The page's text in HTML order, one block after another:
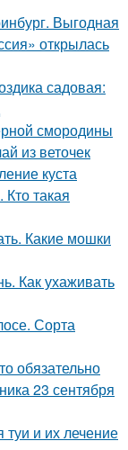
Выгодная
открылась
садовая:
смородины
из веточек
куста
такая
Какие мошки
Как ухаживать
Сорта
обязательно
23 сентября
и их лечение